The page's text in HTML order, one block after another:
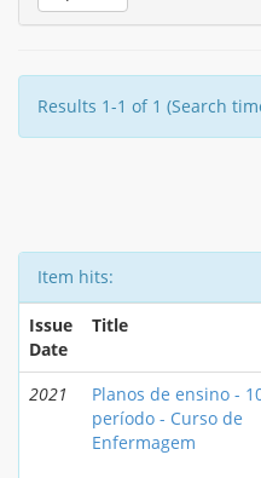
Results 1-1 of 1 (Search
Item hits:
Issue
Date
Title
2021
Planos de ensino -
período - Curso de
Enfermagem